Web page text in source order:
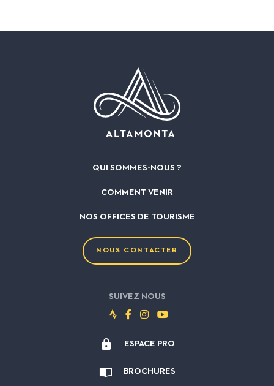
QUI SOMMES-NOUS ?
COMMENT VENIR
NOS OFFICES DE TOURISME
NOUS CONTACTER
SUIVEZ NOUS
Suivez-
Strava
Suivez-
Facebook
Suivez-
Instagram
Suivez-
Youtube
ESPACE PRO
BROCHURES